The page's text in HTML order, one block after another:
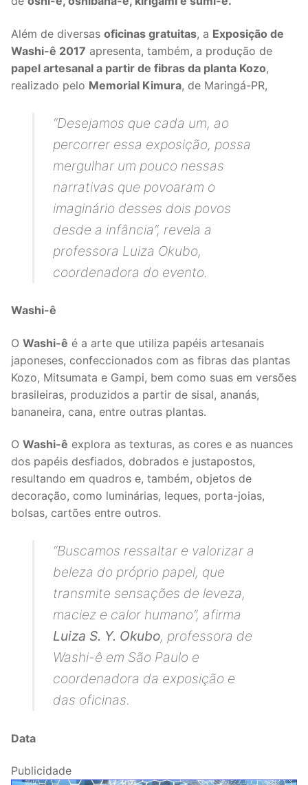
Além de diversas oficinas gratuitas, a Exposição de
Washi-ê 2017 apresenta, também, a produção de
papel artesanal a partir de fibras da planta Kozo,
realizado pelo Memorial Kimura, de Maringá-PR,
“Desejamos que cada um, ao
percorrer essa exposição, possa
mergulhar um pouco nessas
narrativas que povoaram o
imaginário desses dois povos
desde a infância”, revela a
professora Luiza Okubo,
coordenadora do evento.
Washi-ê
O Washi-ê é a arte que utiliza papéis artesanais
japoneses, confeccionados com as fibras das plantas
Kozo, Mitsumata e Gampi, bem como suas em versões
brasileiras, produzidos a partir de sisal, ananás,
bananeira, cana, entre outras plantas.
O Washi-ê explora as texturas, as cores e as nuances
dos papéis desfiados, dobrados e justapostos,
resultando em quadros e, também, objetos de
decoração, como luminárias, leques, porta-joias,
bolsas, cartões entre outros.
“Buscamos ressaltar e valorizar a
beleza do próprio papel, que
transmite sensações de leveza,
maciez e calor humano”, afirma
Luiza S. Y. Okubo, professora de
Washi-ê em São Paulo e
coordenadora da exposição e
das oficinas.
Data
Publicidade